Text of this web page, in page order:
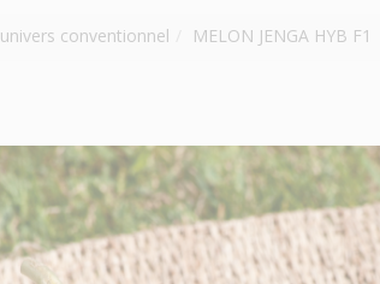
univers conventionnel MELON JENGA HYB F1